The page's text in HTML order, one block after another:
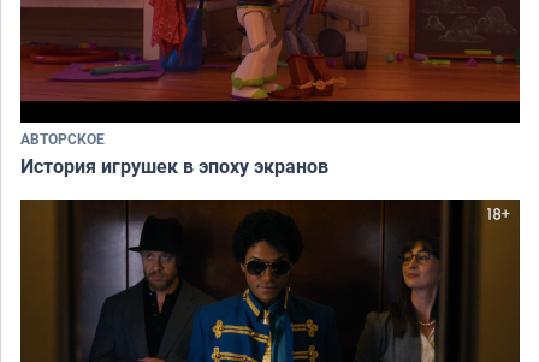
АВТОРСКОЕ
История игрушек в эпоху экранов